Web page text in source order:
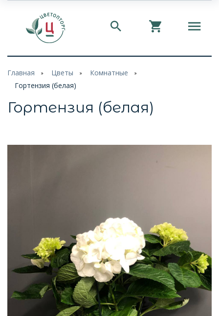
Главная Цветы
Комнатные
Гортензия (белая)
Гортензия (белая)